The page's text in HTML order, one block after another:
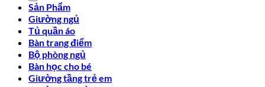
Sản Phẩm
Giường ngủ
Tủ quần áo
Bàn trang điểm
Bộ phòng ngủ
Bàn học cho bé
Giường tầng trẻ em